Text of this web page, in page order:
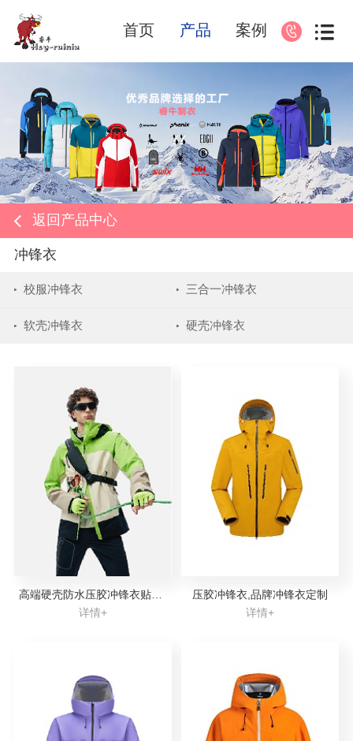
首页 产品 案例
返回产品中心
冲锋衣
校服冲锋衣 三合一冲锋衣
软壳冲锋衣 硬壳冲锋衣
高端硬壳防水压胶冲锋衣贴牌代工
详情+
压胶冲锋衣,品牌冲锋衣定制
详情+